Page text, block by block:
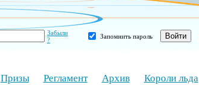
Забыли
?
Запомнить пароль
Призы Регламент Архив Короли льда